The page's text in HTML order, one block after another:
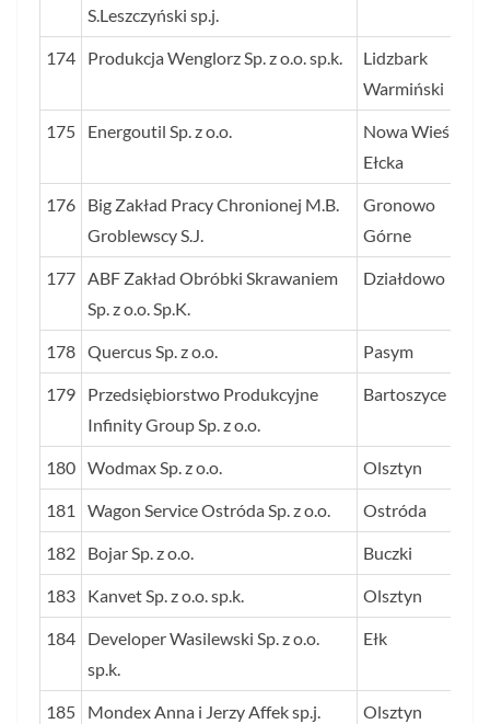
S.Leszczyński sp.j.
174 Produkcja Wenglorz Sp. z o.o. sp.k.
Lidzbark
Warmiński
175 Energoutil Sp. z o.o.
Nowa Wieś
Ełcka
176
Big Zakład Pracy Chronionej M.B.
Groblewscy S.J.
Gronowo
Górne
177 ABF Zakład Obróbki Skrawaniem
Sp. z o.o. Sp.K.
Działdowo
178 Quercus Sp. z o.o. Pasym
179
Przedsiębiorstwo Produkcyjne
Infinity Group Sp. z o.o.
Bartoszyce
180 Wodmax Sp. z o.o. Olsztyn
181 Wagon Service Ostróda Sp. z o.o. Ostróda
182 Bojar Sp. z o.o. Buczki
183 Kanvet Sp. z o.o. sp.k. Olsztyn
184
Developer Wasilewski Sp. z o.o.
sp.k.
Ełk
185 Mondex Anna i Jerzy Affek sp.j. Olsztyn